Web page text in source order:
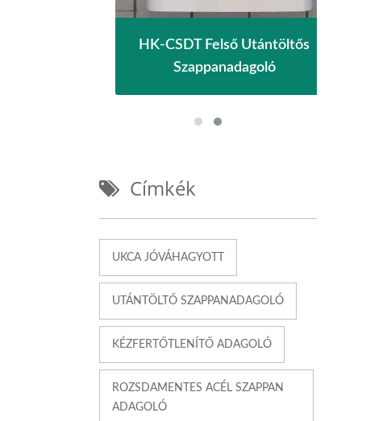
HK-CSDT Felső Utántöltős
Szappanadagoló
Címkék
UKCA JÓVÁHAGYOTT
UTÁNTÖLTŐ SZAPPANADAGOLÓ
KÉZFERTŐTLENÍTŐ ADAGOLÓ
ROZSDAMENTES ACÉL SZAPPAN
ADAGOLÓ